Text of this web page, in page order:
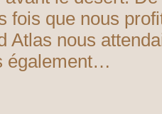
fois que nous
Atlas nous
également…